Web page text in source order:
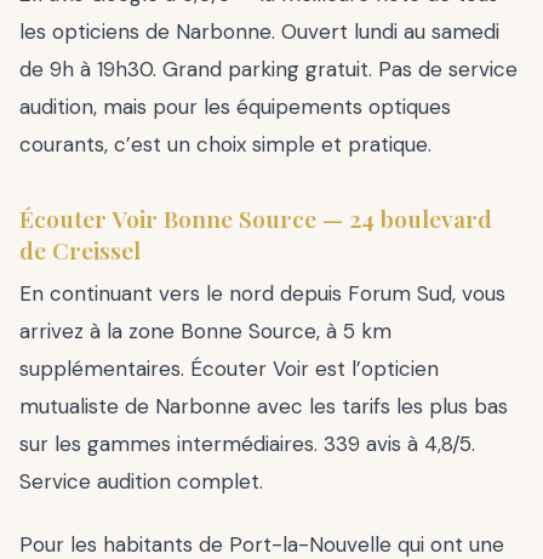
les opticiens de Narbonne. Ouvert lundi au samedi
de 9h à 19h30. Grand parking gratuit. Pas de service
audition, mais pour les équipements optiques
courants, c’est un choix simple et pratique.
Écouter Voir Bonne Source — 24 boulevard
de Creissel
En continuant vers le nord depuis Forum Sud, vous
arrivez à la zone Bonne Source, à 5 km
supplémentaires. Écouter Voir est l’opticien
mutualiste de Narbonne avec les tarifs les plus bas
sur les gammes intermédiaires. 339 avis à 4,8/5.
Service audition complet.
Pour les habitants de Port-la-Nouvelle qui ont une